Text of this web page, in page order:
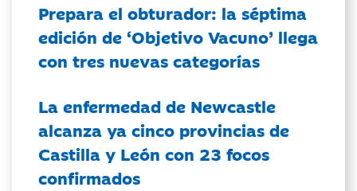
Prepara el obturador: la séptima
edición de ‘Objetivo Vacuno’ llega
con tres nuevas categorías
La enfermedad de Newcastle
alcanza ya cinco provincias de
Castilla y León con 23 focos
confirmados